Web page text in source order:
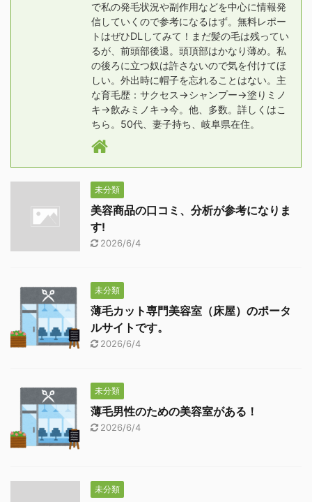
で私の発毛状況や副作用などを中心に情報発
信していくので参考になるはず。無料レポー
トはぜひDLしてみて！まだ髪の毛は残ってい
るが、前頭部後退。頭頂部はかなり薄め。私
の後ろに立つ奴は許さないので気を付けてほ
しい。外出時に帽子を忘れることはない。主
な育毛歴：サクセス→シャンプー→塗りミノ
キ→飲みミノキ→今。他、多数。詳しくはこ
ちら。50代、妻子持ち、岐阜県在住。
未分類
美容商品の口コミ、分析が参考になりま
す!
2026/6/4
未分類
薄毛カット専門美容室（床屋）のポータ
ルサイトです。
2026/6/4
未分類
薄毛男性のための美容室がある！
2026/6/4
未分類